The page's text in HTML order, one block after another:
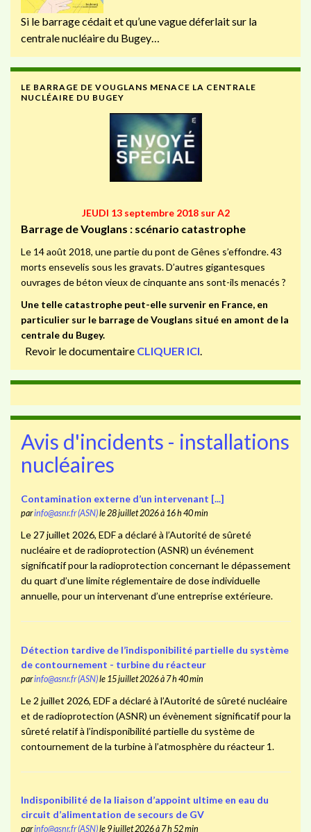
Si le barrage cédait et qu’une vague déferlait sur la
centrale nucléaire du Bugey…
LE BARRAGE DE VOUGLANS MENACE LA CENTRALE
NUCLÉAIRE DU BUGEY
JEUDI 13 septembre 2018 sur A2
Barrage de Vouglans : scénario catastrophe
Le 14 août 2018, une partie du pont de Gênes s’effondre. 43
morts ensevelis sous les gravats. D’autres gigantesques
ouvrages de béton vieux de cinquante ans sont-ils menacés ?
Une telle catastrophe peut-elle survenir en France, en
particulier sur le barrage de Vouglans situé en amont de la
centrale du Bugey.
Revoir le documentaire CLIQUER ICI.
Avis d'incidents - installations
nucléaires
Contamination externe d’un intervenant [...]
parinfo@asnr.fr (ASN)le 28 juillet 2026 à 16 h 40 min
Le 27 juillet 2026, EDF a déclaré à l’Autorité de sûreté
nucléaire et de radioprotection (ASNR) un événement
significatif pour la radioprotection concernant le dépassement
du quart d’une limite réglementaire de dose individuelle
annuelle, pour un intervenant d’une entreprise extérieure.
Détection tardive de l’indisponibilité partielle du système
de contournement - turbine du réacteur
parinfo@asnr.fr (ASN)le 15 juillet 2026 à 7 h 40 min
Le 2 juillet 2026, EDF a déclaré à l’Autorité de sûreté nucléaire
et de radioprotection (ASNR) un évènement significatif pour la
sûreté relatif à l’indisponibilité partielle du système de
contournement de la turbine à l’atmosphère du réacteur 1.
Indisponibilité de la liaison d’appoint ultime en eau du
circuit d’alimentation de secours de GV
parinfo@asnr.fr (ASN)le 9 juillet 2026 à 7 h 52 min